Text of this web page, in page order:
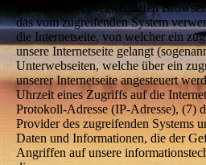
können die (1) verwendeten
das vom zugreifenden System
die Internetseite, von welcher ein
unsere Internetseite gelangt
Unterwebseiten, welche über ein
unserer Internetseite angesteuert
Uhrzeit eines Zugriffs auf die
Protokoll-Adresse (IP-Adresse), (7)
Provider des zugreifenden Systems
Daten und Informationen, die der
Angriffen auf unsere